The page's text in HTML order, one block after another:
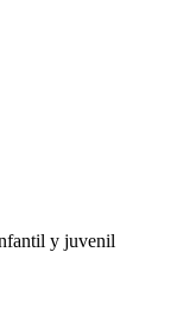
y juvenil